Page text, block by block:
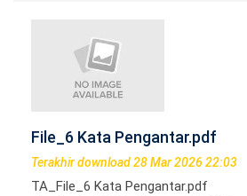
File_6 Kata Pengantar.pdf
Terakhir download 28 Mar 2026 22:03
TA_File_6 Kata Pengantar.pdf